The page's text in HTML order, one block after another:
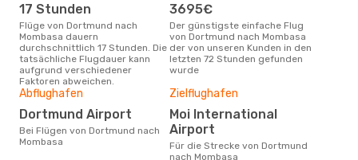
17 Stunden
Flüge von Dortmund nach
Mombasa dauern
durchschnittlich 17 Stunden. Die
tatsächliche Flugdauer kann
aufgrund verschiedener
Faktoren abweichen.
3695€
Der günstigste einfache Flug
von Dortmund nach Mombasa
der von unseren Kunden in den
letzten 72 Stunden gefunden
wurde
Abflughafen
Dortmund Airport
Bei Flügen von Dortmund nach
Mombasa
Zielflughafen
Moi International
Airport
Für die Strecke von Dortmund
nach Mombasa